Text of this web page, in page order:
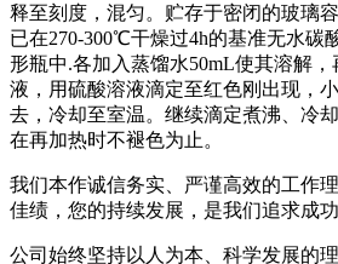
释至刻度，混匀。贮存于密闭的玻璃
已在270-300℃干燥过4h的基准无水碳
形瓶中.各加入蒸馏水50mL使其溶解
液，用硫酸溶液滴定至红色刚出现，
去，冷却至室温。继续滴定煮沸、冷
在再加热时不褪色为止。
我们本作诚信务实、严谨高效的工作
佳绩，您的持续发展，是我们追求成功
公司始终坚持以人为本、科学发展的